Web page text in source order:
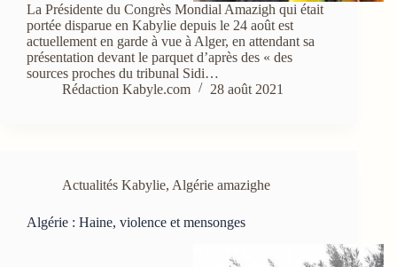
La Présidente du Congrès Mondial Amazigh qui était
portée disparue en Kabylie depuis le 24 août est
actuellement en garde à vue à Alger, en attendant sa
présentation devant le parquet d’après des « des
sources proches du tribunal Sidi…
Rédaction Kabyle.com
28 août 2021
Actualités Kabylie, Algérie amazighe
Algérie : Haine, violence et mensonges